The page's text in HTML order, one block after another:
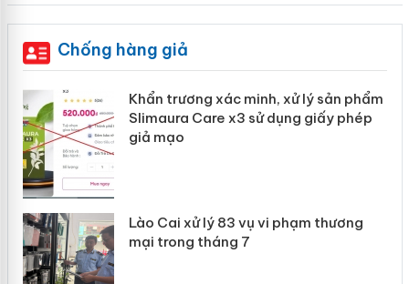
Chống hàng giả
Khẩn trương xác minh, xử lý sản phẩm
Slimaura Care x3 sử dụng giấy phép
giả mạo
Lào Cai xử lý 83 vụ vi phạm thương
mại trong tháng 7